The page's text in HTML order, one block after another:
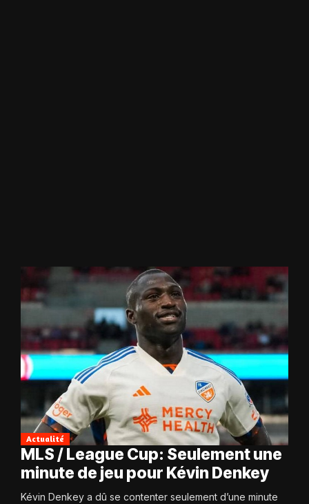
Actualité
MLS / League Cup: Seulement une
minute de jeu pour Kévin Denkey
Kévin Denkey a dû se contenter seulement d’une minute